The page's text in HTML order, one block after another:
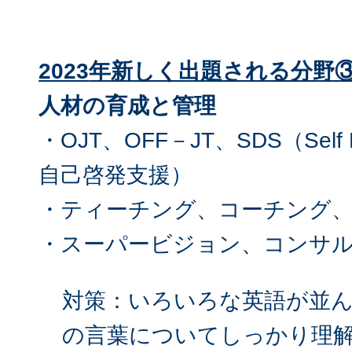
2023年新しく出題される分野
人材の育成と管理
・OJT、OFF－JT、SDS（
自己啓発支援）
・ティーチング、コーチング
・スーパービジョン、コンサ
対策：いろいろな英語が並
の言葉についてしっかり理